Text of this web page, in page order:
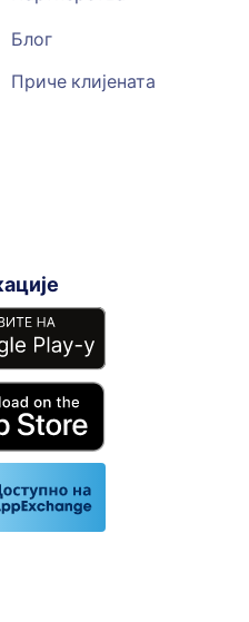
Блог
Приче клијената